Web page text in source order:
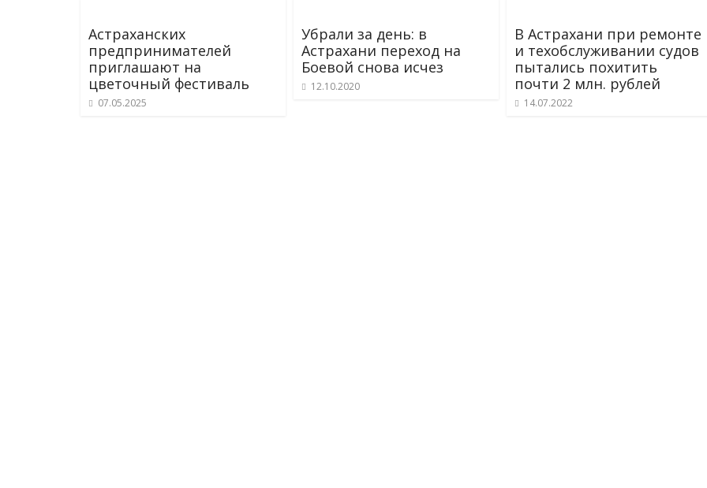
Астраханских
предпринимателей
приглашают на
цветочный фестиваль
07.05.2025
Убрали за день: в
Астрахани переход на
Боевой снова исчез
12.10.2020
В Астрахани при ремонте
и техобслуживании судов
пытались похитить
почти 2 млн. рублей
14.07.2022